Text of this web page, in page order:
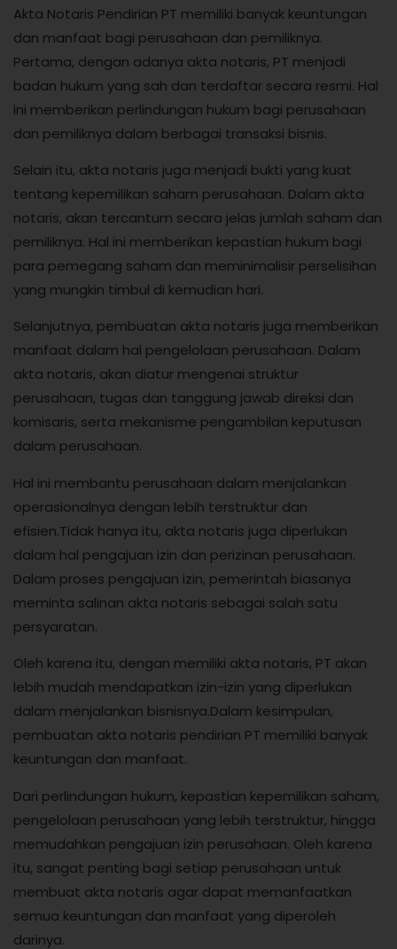
Akta Notaris Pendirian PT memiliki banyak keuntungan
dan manfaat bagi perusahaan dan pemiliknya.
Pertama, dengan adanya akta notaris, PT menjadi
badan hukum yang sah dan terdaftar secara resmi. Hal
ini memberikan perlindungan hukum bagi perusahaan
dan pemiliknya dalam berbagai transaksi bisnis.
Selain itu, akta notaris juga menjadi bukti yang kuat
tentang kepemilikan saham perusahaan. Dalam akta
notaris, akan tercantum secara jelas jumlah saham dan
pemiliknya. Hal ini memberikan kepastian hukum bagi
para pemegang saham dan meminimalisir perselisihan
yang mungkin timbul di kemudian hari.
Selanjutnya, pembuatan akta notaris juga memberikan
manfaat dalam hal pengelolaan perusahaan. Dalam
akta notaris, akan diatur mengenai struktur
perusahaan, tugas dan tanggung jawab direksi dan
komisaris, serta mekanisme pengambilan keputusan
dalam perusahaan.
Hal ini membantu perusahaan dalam menjalankan
operasionalnya dengan lebih terstruktur dan
efisien.Tidak hanya itu, akta notaris juga diperlukan
dalam hal pengajuan izin dan perizinan perusahaan.
Dalam proses pengajuan izin, pemerintah biasanya
meminta salinan akta notaris sebagai salah satu
persyaratan.
Oleh karena itu, dengan memiliki akta notaris, PT akan
lebih mudah mendapatkan izin-izin yang diperlukan
dalam menjalankan bisnisnya.Dalam kesimpulan,
pembuatan akta notaris pendirian PT memiliki banyak
keuntungan dan manfaat.
Dari perlindungan hukum, kepastian kepemilikan saham,
pengelolaan perusahaan yang lebih terstruktur, hingga
memudahkan pengajuan izin perusahaan. Oleh karena
itu, sangat penting bagi setiap perusahaan untuk
membuat akta notaris agar dapat memanfaatkan
semua keuntungan dan manfaat yang diperoleh
darinya.